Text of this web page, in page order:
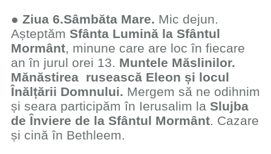
● Ziua 6.Sâmbăta Mare. Mic dejun.
Așteptăm Sfânta Lumină la Sfântul
Mormânt, minune care are loc în fiecare
an în jurul orei 13. Muntele Măslinilor.
Mănăstirea rusească Eleon și locul
Înălțării Domnului. Mergem să ne odihnim
și seara participăm în Ierusalim la Slujba
de Înviere de la Sfântul Mormânt. Cazare
și cină în Bethleem.